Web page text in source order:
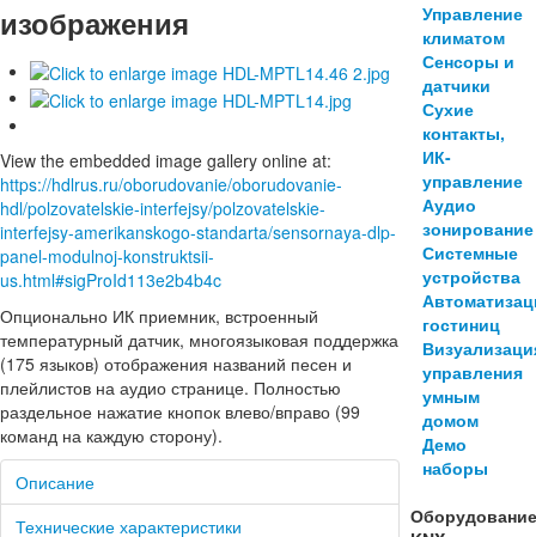
изображения
View the embedded image gallery online at:
https://hdlrus.ru/oborudovanie/oborudovanie-
hdl/polzovatelskie-interfejsy/polzovatelskie-
interfejsy-amerikanskogo-standarta/sensornaya-dlp-
panel-modulnoj-konstruktsii-
us.html#sigProId113e2b4b4c
Опционально ИК приемник, встроенный
температурный датчик, многоязыковая поддержка
(175 языков) отображения названий песен и
плейлистов на аудио странице. Полностью
раздельное нажатие кнопок влево/вправо (99
команд на каждую сторону).
Описание
Технические характеристики
Управление
климатом
Сенсоры и
датчики
Сухие
контакты,
ИК-
управление
Аудио
зонирование
Системные
устройства
гостиниц
управления
умным
домом
Демо
наборы